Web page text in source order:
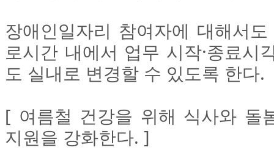
장애인일자리 참여자에 대해서
로시간 내에서 업무 시작·종료시
도 실내로 변경할 수 있도록 한다.
[ 여름철 건강을 위해 식사와 돌
지원을 강화한다. ]